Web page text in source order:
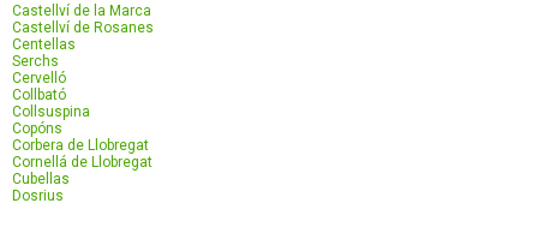
Castellví de la Marca
Castellví de Rosanes
Centellas
Serchs
Cervelló
Collbató
Collsuspina
Copóns
Corbera de Llobregat
Cornellá de Llobregat
Cubellas
Dosrius